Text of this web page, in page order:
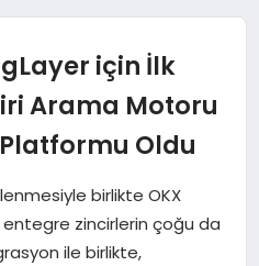
için İlk
Arama Motoru
Oldu
birlikte OKX
entegre zincirlerin çoğu da
ile birlikte,